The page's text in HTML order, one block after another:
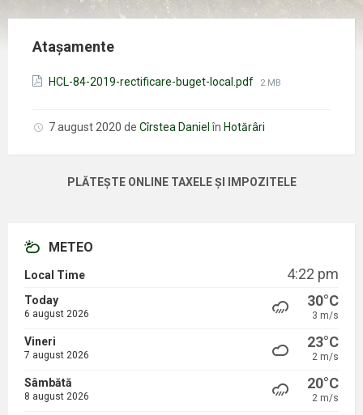
Atașamente
HCL-84-2019-rectificare-buget-local.pdf Mărimea
2 MB
7 august 2020 de Cîrstea Daniel în Hotărâri
PLĂTEȘTE ONLINE TAXELE ȘI IMPOZITELE
METEO
Local Time 4:22 pm
Today
6 august 2026
30°C
3 m/s
Vineri
7 august 2026
23°C
2 m/s
Sâmbătă
8 august 2026
20°C
2 m/s